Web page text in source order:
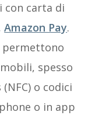
con carta di
Amazon Pay.
permettono
spesso
o codici
o in app